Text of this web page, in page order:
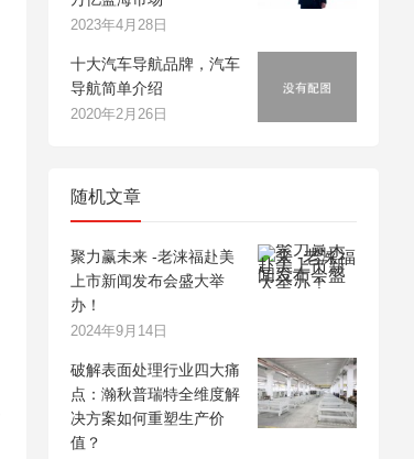
2023年4月28日
十大汽车导航品牌，汽车
导航简单介绍
2020年2月26日
随机文章
聚力赢未来 -老涞福赴美
上市新闻发布会盛大举
办！
2024年9月14日
破解表面处理行业四大痛
点：瀚秋普瑞特全维度解
决方案如何重塑生产价
值？